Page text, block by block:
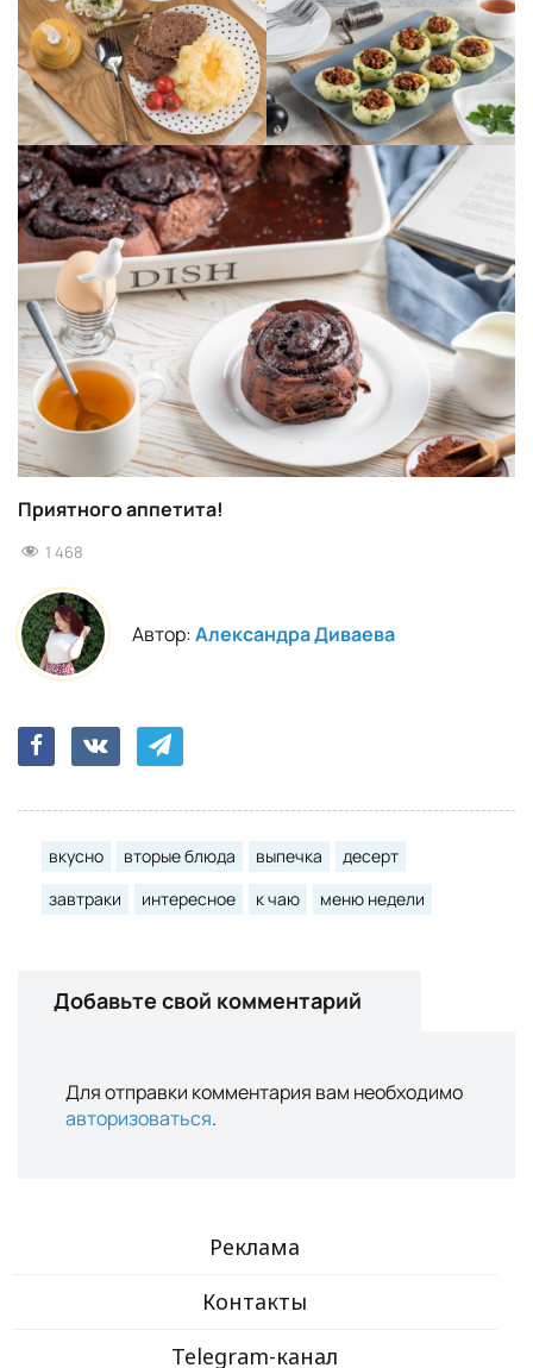
Приятного аппетита!
1 468
Автор:Александра Диваева
вкусно вторые блюда выпечка
десерт
завтраки
интересное к чаю меню недели
Добавьте свой комментарий
Для отправки комментария вам необходимо
авторизоваться.
Реклама
Контакты
Telegram-канал